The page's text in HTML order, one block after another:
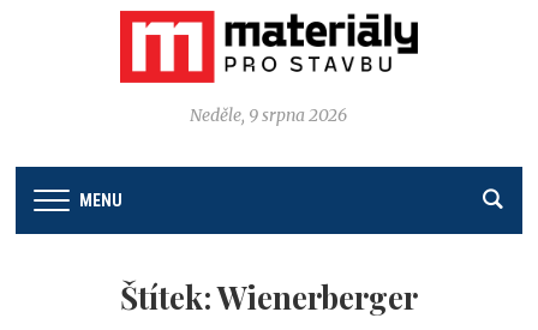
Neděle, 9 srpna 2026
MENU
Štítek:Wienerberger